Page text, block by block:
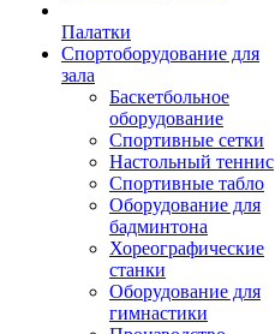
Палатки
Спортоборудование для
зала
Баскетбольное
оборудование
Спортивные сетки
Настольный теннис
Спортивные табло
Оборудование для
бадминтона
Хореографические
станки
Оборудование для
гимнастики